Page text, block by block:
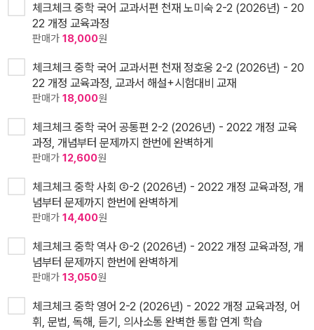
체크체크 중학 국어 교과서편 천재 노미숙 2-2 (2026년) - 20
22 개정 교육과정
판매가 18,000원
체크체크 중학 국어 교과서편 천재 정호웅 2-2 (2026년) - 20
22 개정 교육과정, 교과서 해설+시험대비 교재
판매가 18,000원
체크체크 중학 국어 공통편 2-2 (2026년) - 2022 개정 교육
과정, 개념부터 문제까지 한번에 완벽하게
판매가 12,600원
체크체크 중학 사회 ②-2 (2026년) - 2022 개정 교육과정, 개
념부터 문제까지 한번에 완벽하게
판매가 14,400원
체크체크 중학 역사 ②-2 (2026년) - 2022 개정 교육과정, 개
념부터 문제까지 한번에 완벽하게
판매가 13,050원
체크체크 중학 영어 2-2 (2026년) - 2022 개정 교육과정, 어
휘, 문법, 독해, 듣기, 의사소통 완벽한 통합 연계 학습